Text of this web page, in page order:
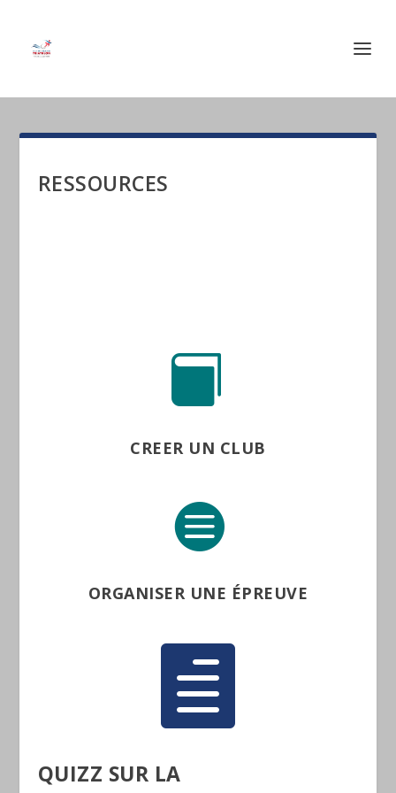
RESSOURCES

CREER UN CLUB

ORGANISER UNE ÉPREUVE

QUIZZ SUR LA